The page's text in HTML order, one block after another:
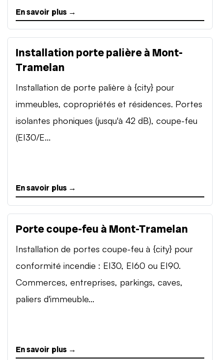
En savoir plus →
Installation porte palière à Mont-
Tramelan
Installation de porte palière à {city} pour
immeubles, copropriétés et résidences. Portes
isolantes phoniques (jusqu'à 42 dB), coupe-feu
(EI30/E...
En savoir plus →
Porte coupe-feu à Mont-Tramelan
Installation de portes coupe-feu à {city} pour
conformité incendie : EI30, EI60 ou EI90.
Commerces, entreprises, parkings, caves,
paliers d'immeuble...
En savoir plus →